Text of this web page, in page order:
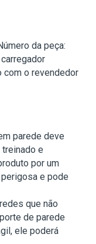
da peça:
com o revendedor
parede deve
e
por um
e pode
que não
de parede
ele poderá